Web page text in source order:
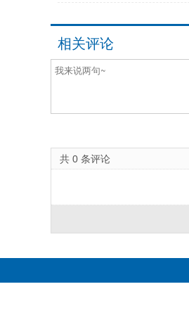
相关评论
共 0 条评论